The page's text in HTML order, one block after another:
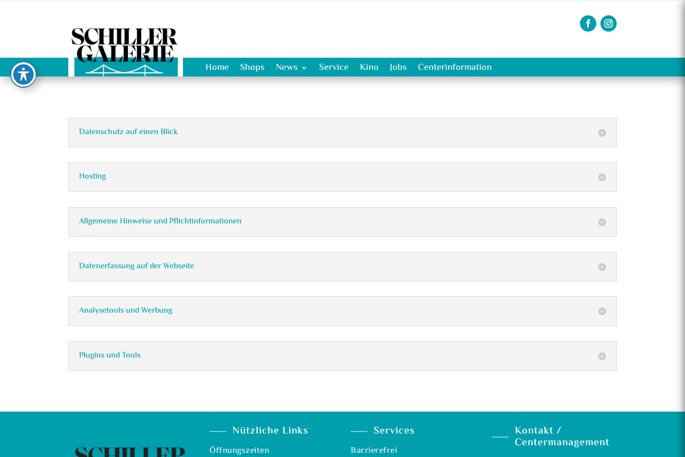
Home Shops News Service Kino Jobs Centerinformation
Datenschutz auf einen Blick
Hosting
Allgemeine Hinweise und Pflichtinformationen
Datenerfassung auf der Webseite
Analysetools und Werbung
Plugins und Tools
Nützliche Links
Öffnungszeiten
Services
Barrierefrei
Kontakt /
Centermanagement